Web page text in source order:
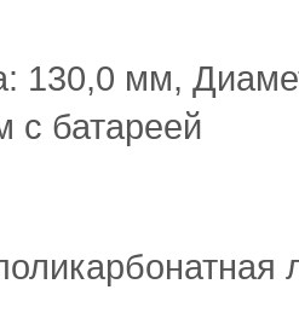
130,0 мм,
с батареей